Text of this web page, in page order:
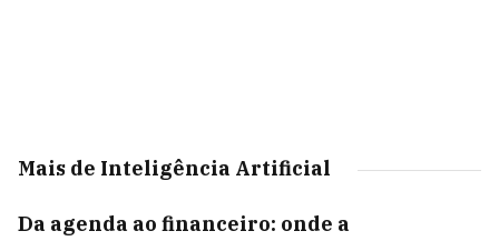
Mais de Inteligência Artificial
Da agenda ao financeiro: onde a